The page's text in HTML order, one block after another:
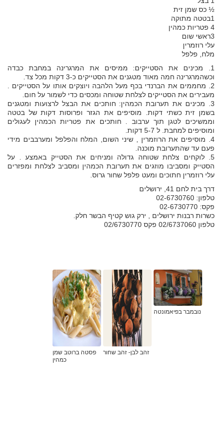
½ כס שמן זית
1בטטה מתוקה
4 פטריות כמהין
3ראשי שום
עלי רוזמרין
מלח, פלפל
1. מכינים את הסטייקים: ממיסים את המרגרינה במחבת כבדה
וכשהמרגרינה חמה מאוד מטגנים את הסטייקים כ-3 דקות מכל צד.
2. מחממים את הברנדי בכף מעל הלהבה ויוצקים אותו על הסטייקים .
מעבירים את הסטייקים לצלחת שטוחה ומכסים כדי לשמור על חום.
3. מכינים את תערובת הכמהין: חותכים את הבצל לרצועות ומטגנים
בשמן זית כשתי דקות. מוסיפים את הגזר ופרוסות דקות של בטטה
וממשיכים לטגן תוך ערבוב . חותכים את פטריות הכמהין לעגולים
ומוסיפים למחבת. ל 5-7 דקות.
4. מוסיפים את הרוזמרין , שיני השום, המלח והפלפל ומערבבים מידי
פעם עד שהתערובת מוכנה.
5. לוקחים צלחת שטוחה גדולה ומניחים את הסטייק באמצע . על
הסטייק ומסביבו מוזגים את תערובת הכמהין ומסביב לצלחת ומפזרים
עלי רוזמרין חתוכים ומעט פלפל שחור גרוס.
דרך בית לחם 41, ירושלים
טלפון: 02-6730760
פקס: 02-6730770
כשרות רבנות ירושלים , ירק גוש קטיף הבשר חלק.
טלפון 02/6737060 פקס 02/6730770
נובמבר בפיאמונטה
זהב לבן- זהב שחור
פסטה ברוטב שמן
כמהין